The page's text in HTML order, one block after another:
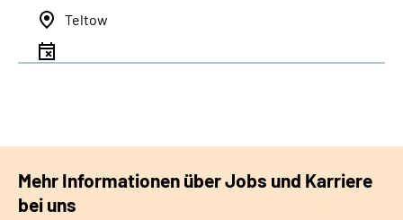
Teltow
Mehr Informationen über Jobs und Karriere
bei uns